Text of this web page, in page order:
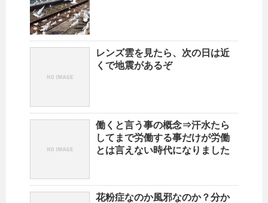
レンズ雲を見たら、次の日は近
くで地震があるぞ
働くと言う事の概念⇒汗水たら
してまで労働する事だけが労働
とは言えない時代になりました
花粉症なのか風邪なのか？分か